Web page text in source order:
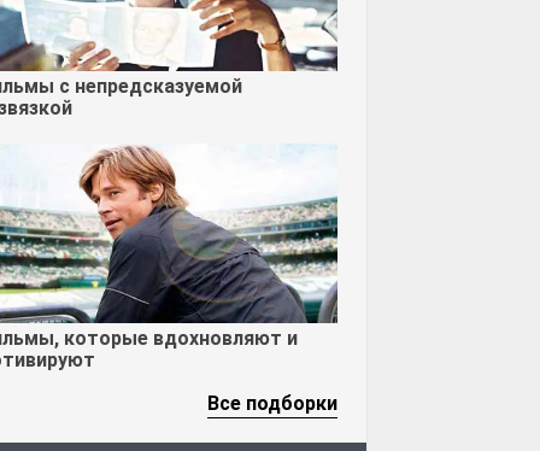
с непредсказуемой
которые вдохновляют и
Все подборки